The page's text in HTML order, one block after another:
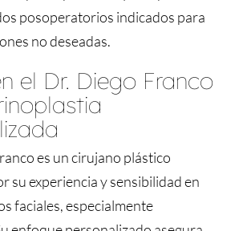
posoperatorios indicados para
no deseadas.
el Dr. Diego Franco
es un cirujano plástico
su experiencia y sensibilidad en
faciales, especialmente